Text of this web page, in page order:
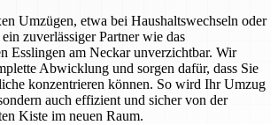
Umzügen, etwa bei Haushaltswechseln oder
zuverlässiger Partner wie das
Esslingen am Neckar unverzichtbar. Wir
Abwicklung und sorgen dafür, dass Sie
konzentrieren können. So wird Ihr Umzug
auch effizient und sicher von der
Kiste im neuen Raum.